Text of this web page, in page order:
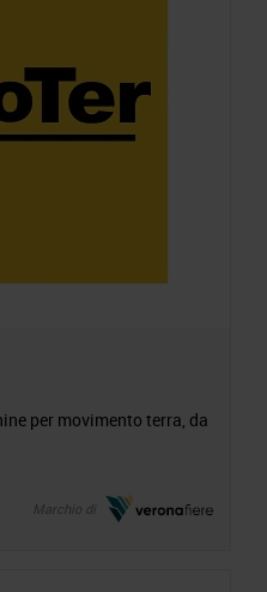
per movimento terra, da
Marchio di